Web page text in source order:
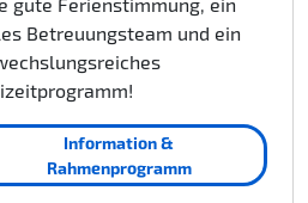
Betreuungsteam und ein
Information &
Rahmenprogramm